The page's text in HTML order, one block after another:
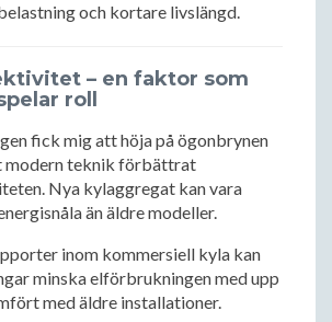
och kortare livslängd.
– en faktor som
roll
fick mig att höja på ögonbrynen
modern teknik förbättrat
Nya kylaggregat kan vara
än äldre modeller.
inom kommersiell kyla kan
minska elförbrukningen med upp
med äldre installationer.